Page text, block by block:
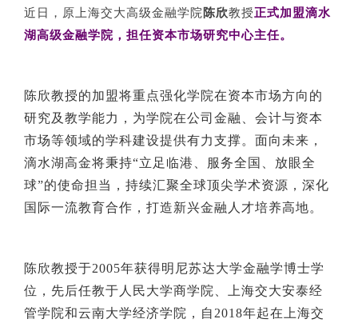
地址：上海市浦东新区海基六路99号创新魔坊三期2号楼
dafi@sufe.edu.cn
近日，原上海交大高级金融学院陈欣教授正式加盟滴水
湖高级金融学院，担任资本市场研究中心主任。
陈欣教授的加盟将重点强化学院在资本市场方向的
研究及教学能力，为学院在公司金融、会计与资本
市场等领域的学科建设提供有力支撑。面向未来，
滴水湖高金将秉持“立足临港、服务全国、放眼全
球”的使命担当，持续汇聚全球顶尖学术资源，深化
国际一流教育合作，打造新兴金融人才培养高地。
陈欣教授于2005年获得明尼苏达大学金融学博士学
位，先后任教于人民大学商学院、上海交大安泰经
管学院和云南大学经济学院，自2018年起在上海交